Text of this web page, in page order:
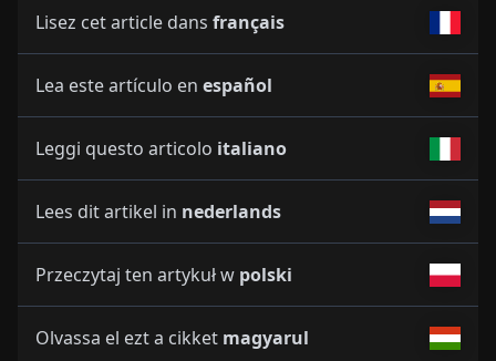
Lisez cet article dans français
Lea este artículo en español
Leggi questo articolo italiano
Lees dit artikel in nederlands
Przeczytaj ten artykuł w polski
Olvassa el ezt a cikket magyarul